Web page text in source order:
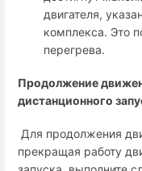
двигателя,
комплекса. Это
перегрева.
Продолжение
дистанционного
Для продолжения
прекращая работу